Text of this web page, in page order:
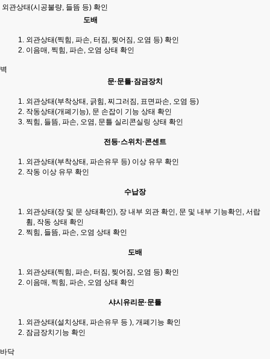
외관상태(시공불량, 들뜸 등) 확인
도배
외관상태(찍힘, 파손, 터짐, 찢어짐, 오염 등) 확인
이음매, 찍힘, 파손, 오염 상태 확인
벽
문·문틀·잠금장치
외관상태(부착상태, 긁힘, 찌그러짐, 표면파손, 오염 등)
작동상태(개폐기능), 문 손잡이 기능 상태 확인
찍힘, 들뜸, 파손, 오염, 문틀 실리콘실링 상태 확인
전등·스위치·콘센트
외관상태(부착상태, 파손유무 등) 이상 유무 확인
작동 이상 유무 확인
수납장
외관상태(장 및 문 상태확인), 장 내부 외관 확인, 문 및 내부 기능확인, 서랍
휨, 작동 상태 확인
찍힘, 들뜸, 파손, 오염 상태 확인
도배
외관상태(찍힘, 파손, 터짐, 찢어짐, 오염 등) 확인
이음매, 찍힘, 파손, 오염 상태 확인
샤시유리문·문틀
외관상태(설치상태, 파손유무 등 ), 개폐기능 확인
잠금장치기능 확인
바닥